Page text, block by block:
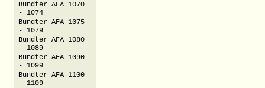
Bundter AFA 1070
- 1074
Bundter AFA 1075
- 1079
Bundter AFA 1080
- 1089
Bundter AFA 1090
- 1099
Bundter AFA 1100
- 1109